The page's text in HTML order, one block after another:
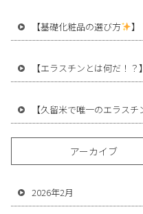
【基礎化粧品の選び方 】
【エラスチンとは何だ！？】
アーカイブ
2026年2月